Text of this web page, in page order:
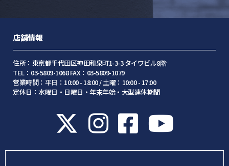
店舗情報
住所：東京都千代田区神田和泉町1-3-3 タイワビル8階
TEL：03-5809-1068 FAX：03-5809-1079
営業時間：平日：10:00 - 18:00 / 土曜：10:00 - 17:00
定休日：水曜日・日曜日・年末年始・大型連休期間